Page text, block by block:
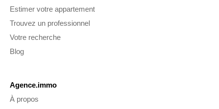
Estimer votre appartement
Trouvez un professionnel
Votre recherche
Blog
Agence.immo
À propos